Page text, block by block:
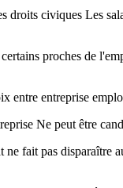
civiques Les
proches de
entre entreprise
Ne peut être
fait pas